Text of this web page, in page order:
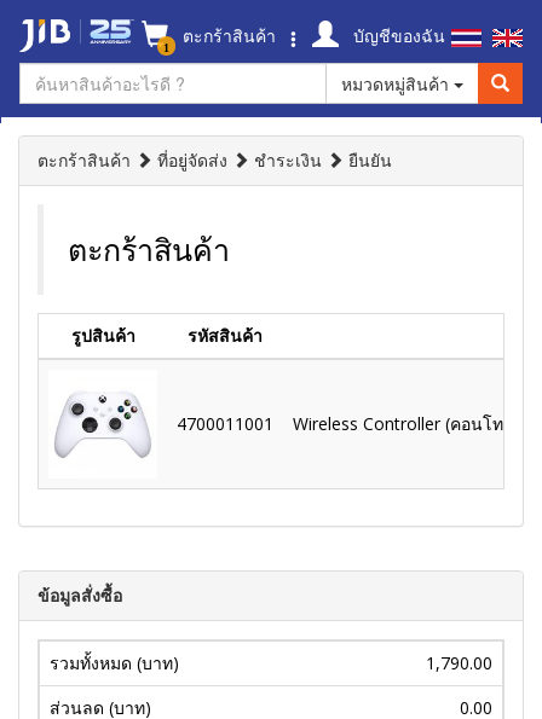
1 ตะกร้าสินค้า
บัญชีของฉัน
หมวดหมู่สินค้า
ตะกร้าสินค้า ที่อยู่จัดส่ง ชำระเงิน ยืนยัน
ตะกร้าสินค้า
รูปสินค้า รหัสสินค้า
4700011001 Wireless Controller (คอนโทรลเ
ข้อมูลสั่งซื้อ
รวมทั้งหมด (บาท)
1,790.00
ส่วนลด (บาท)
0.00